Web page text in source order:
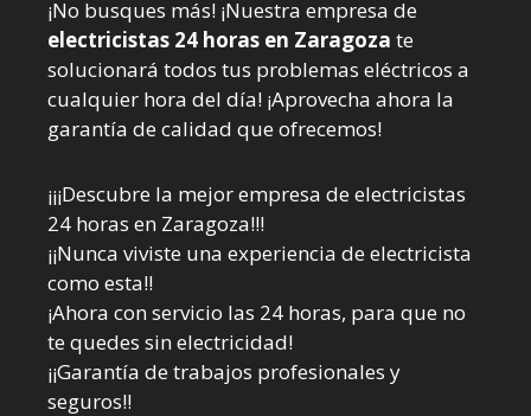
¡No busques más! ¡Nuestra empresa de
electricistas 24 horas en Zaragoza te
solucionará todos tus problemas eléctricos a
cualquier hora del día! ¡Aprovecha ahora la
garantía de calidad que ofrecemos!
¡¡¡Descubre la mejor empresa de electricistas
24 horas en Zaragoza!!!
¡¡Nunca viviste una experiencia de electricista
como esta!!
¡Ahora con servicio las 24 horas, para que no
te quedes sin electricidad!
¡¡Garantía de trabajos profesionales y
seguros!!